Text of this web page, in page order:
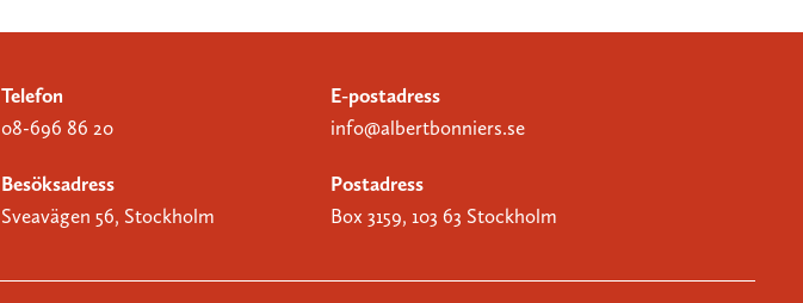
Telefon
08-696 86 20
E-postadress
info@albertbonniers.se
Besöksadress
Sveavägen 56, Stockholm
Postadress
Box 3159, 103 63 Stockholm